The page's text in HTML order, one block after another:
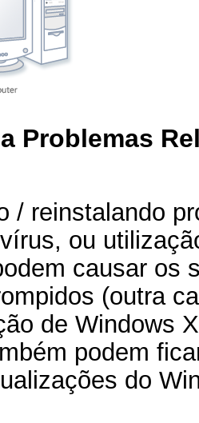
Problemas
/ reinstalando
ou
causar os
(outra
de Windows
podem
do